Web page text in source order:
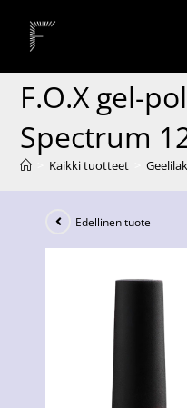
F.O.X gel-
Spectrum
Kaikki tuotteet
Edellinen tuote